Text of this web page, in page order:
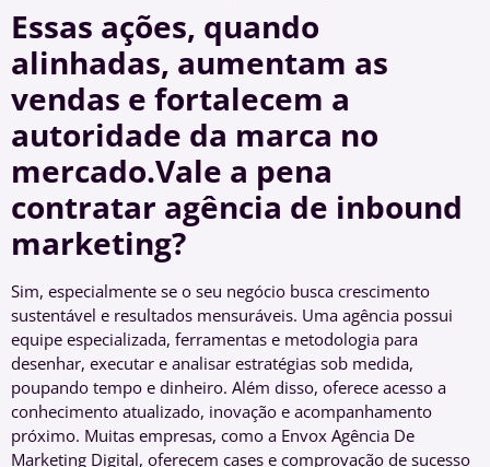
Essas ações, quando
alinhadas, aumentam as
vendas e fortalecem a
autoridade da marca no
mercado.Vale a pena
contratar agência de inbound
marketing?
Sim, especialmente se o seu negócio busca crescimento
sustentável e resultados mensuráveis. Uma agência possui
equipe especializada, ferramentas e metodologia para
desenhar, executar e analisar estratégias sob medida,
poupando tempo e dinheiro. Além disso, oferece acesso a
conhecimento atualizado, inovação e acompanhamento
próximo. Muitas empresas, como a Envox Agência De
Marketing Digital, oferecem cases e comprovação de sucesso